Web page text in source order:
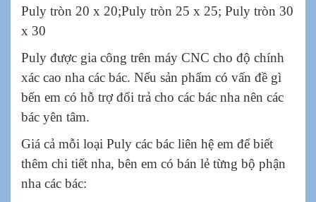
Puly tròn 20 x 20;Puly tròn 25 x 25; Puly tròn 30
x 30
Puly được gia công trên máy CNC cho độ chính
xác cao nha các bác. Nếu sản phẩm có vấn đề gì
bến em có hỗ trợ đổi trả cho các bác nha nên các
bác yên tâm.
Giá cả mỗi loại Puly các bác liên hệ em để biết
thêm chi tiết nha, bên em có bán lẻ từng bộ phận
nha các bác: